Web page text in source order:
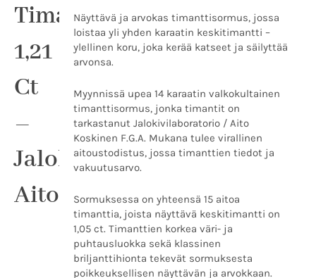
Timanttisormus
1,21
Ct
–
Jalokivilaboratorion
Aitoustodistuksella
aitoustodistuksella
määrä
Näyttävä ja arvokas timanttisormus, jossa
loistaa yli yhden karaatin keskitimantti –
ylellinen koru, joka kerää katseet ja säilyttää
arvonsa.
Myynnissä upea 14 karaatin valkokultainen
timanttisormus, jonka timantit on
tarkastanut Jalokivilaboratorio / Aito
Koskinen F.G.A. Mukana tulee virallinen
aitoustodistus, jossa timanttien tiedot ja
vakuutusarvo.
Sormuksessa on yhteensä 15 aitoa
timanttia, joista näyttävä keskitimantti on
1,05 ct. Timanttien korkea väri- ja
puhtausluokka sekä klassinen
briljanttihionta tekevät sormuksesta
poikkeuksellisen näyttävän ja arvokkaan.